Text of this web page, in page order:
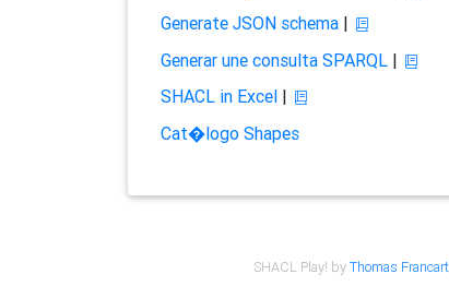
Generate JSON schema|
Generar une consulta SPARQL|
SHACL in Excel|
Cat�logo Shapes
SHACL Play! byThomas Francart